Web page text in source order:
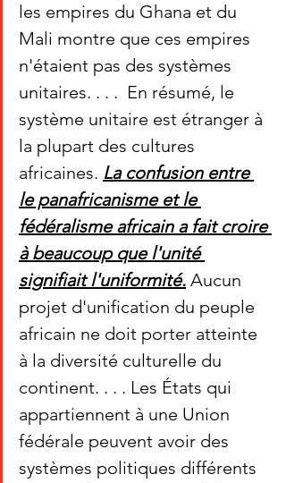
les empires du Ghana et du
Mali montre que ces empires
n'étaient pas des systèmes
unitaires. . . . En résumé, le
système unitaire est étranger à
la plupart des cultures
africaines. La confusion entre
le panafricanisme et le
fédéralisme africain a fait croire
à beaucoup que l'unité
signifiait l'uniformité. Aucun
projet d'unification du peuple
africain ne doit porter atteinte
à la diversité culturelle du
continent. . . . Les États qui
appartiennent à une Union
fédérale peuvent avoir des
systèmes politiques différents